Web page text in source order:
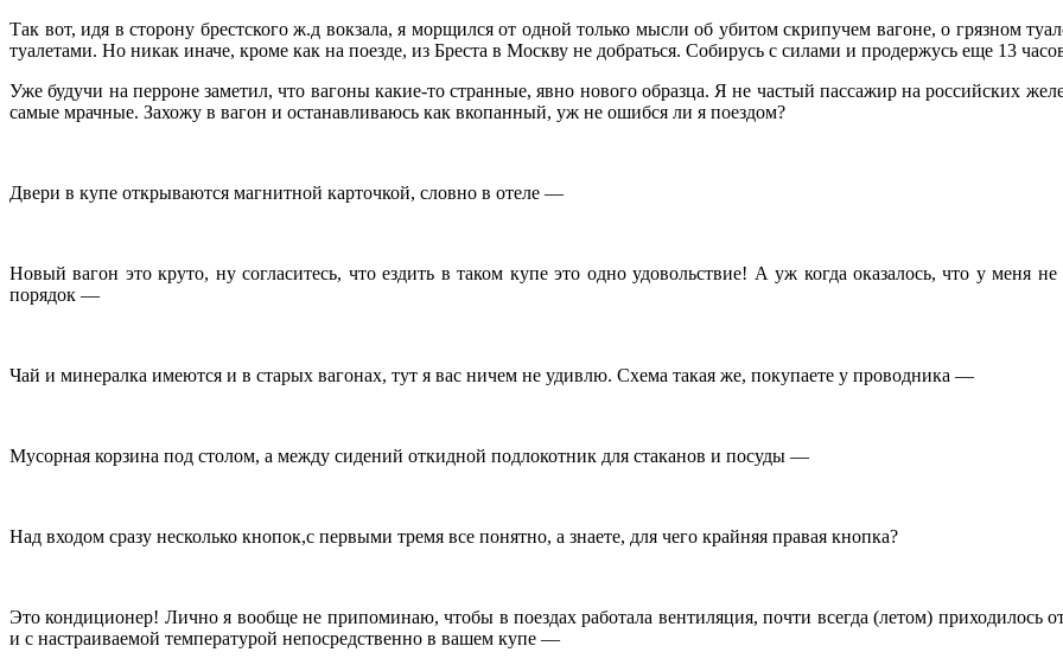
Так вот, идя в сторону брестского ж.д вокзала, я морщился от одной только мысли об убитом скрипучем вагоне, о грязном
туалетами. Но никак иначе, кроме как на поезде, из Бреста в Москву не добраться. Собирусь с силами и продержусь еще 13
Уже будучи на перроне заметил, что вагоны какие-то странные, явно нового образца. Я не частый пассажир на российских
самые мрачные. Захожу в вагон и останавливаюсь как вкопанный, уж не ошибся ли я поездом?
Двери в купе открываются магнитной карточкой, словно в отеле —
Новый вагон это круто, ну согласитесь, что ездить в таком купе это одно удовольствие! А уж когда оказалось, что у меня
порядок —
Чай и минералка имеются и в старых вагонах, тут я вас ничем не удивлю. Схема такая же, покупаете у проводника —
Мусорная корзина под столом, а между сидений откидной подлокотник для стаканов и посуды —
Над входом сразу несколько кнопок,с первыми тремя все понятно, а знаете, для чего крайняя правая кнопка?
Это кондиционер! Лично я вообще не припоминаю, чтобы в поездах работала вентиляция, почти всегда (летом) приходилось
и с настраиваемой температурой непосредственно в вашем купе —